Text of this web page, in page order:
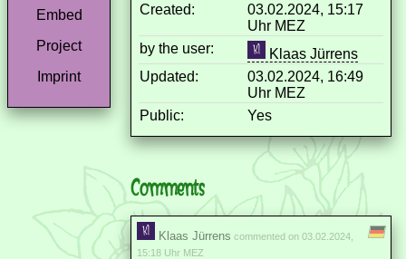
Embed
Project
Imprint
Created:
03.02.2024, 15:17
Uhr MEZ
by the user:
Klaas Jürrens
Updated:
03.02.2024, 16:49
Uhr MEZ
Public:
Yes
Comments
Klaas Jürrens commented on 03.02.2024,
15:18 Uhr MEZ